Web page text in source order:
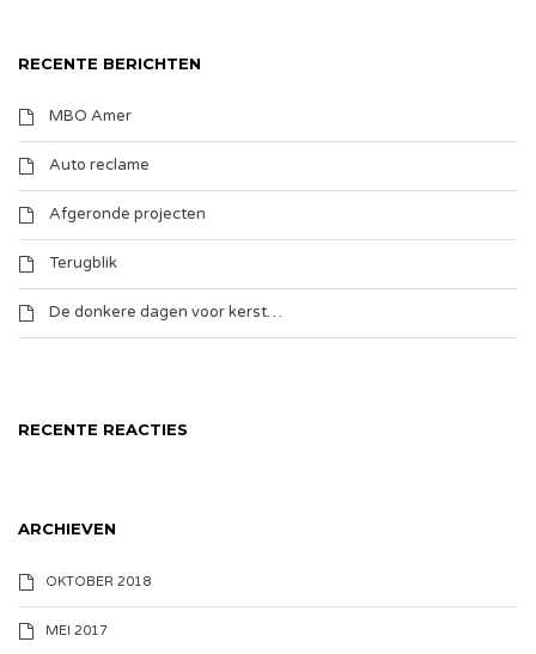
RECENTE BERICHTEN
MBO Amer
Auto reclame
Afgeronde projecten
Terugblik
De donkere dagen voor kerst…
RECENTE REACTIES
ARCHIEVEN
OKTOBER 2018
MEI 2017